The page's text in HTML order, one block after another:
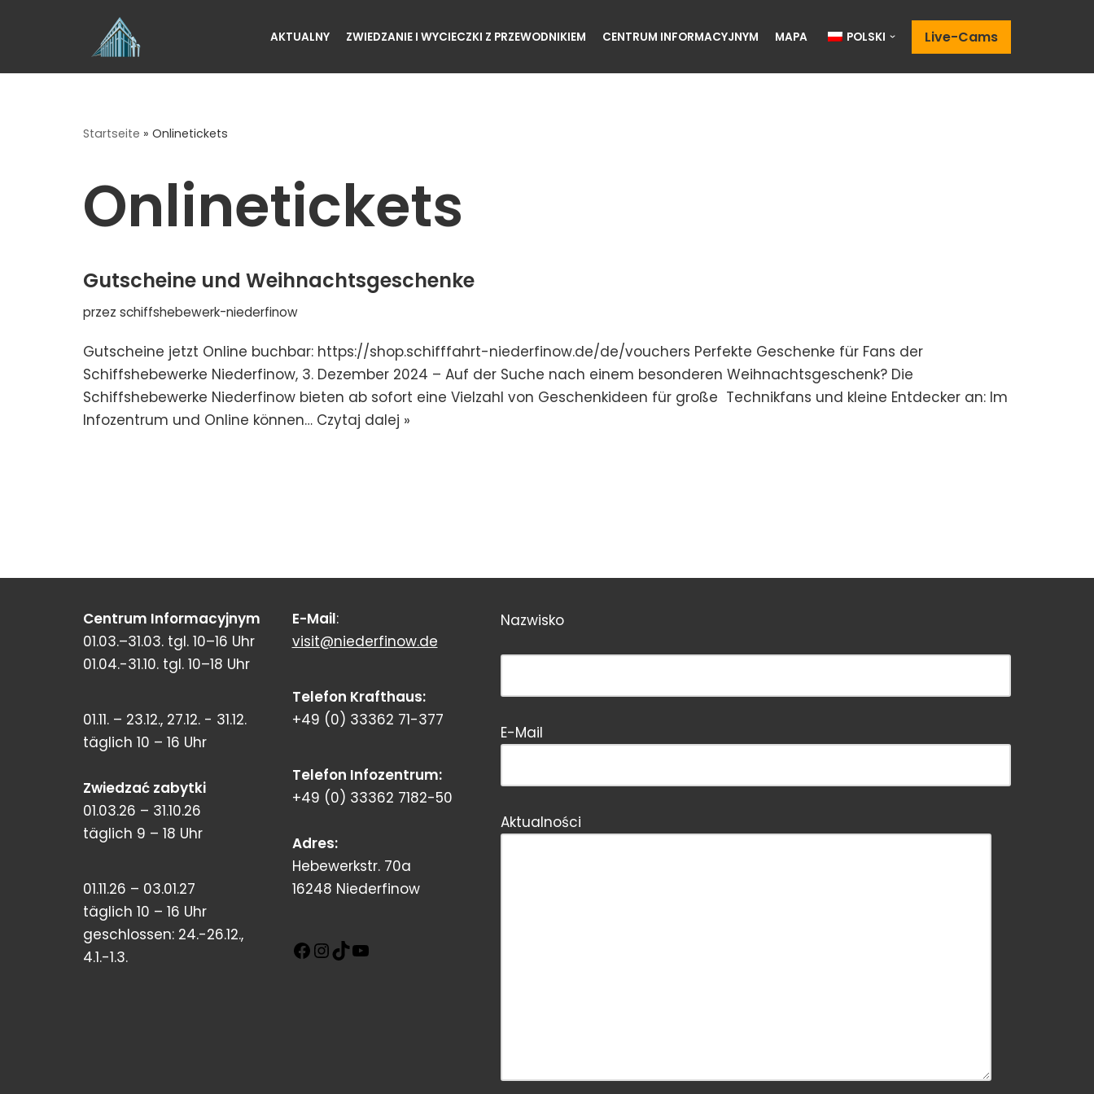
do
AKTUALNY ZWIEDZANIE I WYCIECZKI Z PRZEWODNIKIEM CENTRUM INFORMACYJNYM MAPA POLSKI Live-Cams
Startseite » Onlinetickets
Onlinetickets
Gutscheine und Weihnachtsgeschenke
przez schiffshebewerk-niederfinow
Gutscheine jetzt Online buchbar: https://shop.schifffahrt-niederfinow.de/de/vouchers Perfekte Geschenke für Fans der
Schiffshebewerke Niederfinow, 3. Dezember 2024 – Auf der Suche nach einem besonderen Weihnachtsgeschenk? Die
Schiffshebewerke Niederfinow bieten ab sofort eine Vielzahl von Geschenkideen für große Technikfans und kleine Entdecker an: Im
Infozentrum und Online können… Czytaj dalej »
Centrum Informacyjnym
01.03.–31.03. tgl. 10–16 Uhr
01.04.-31.10. tgl. 10–18 Uhr
01.11. – 23.12., 27.12. - 31.12.
täglich 10 – 16 Uhr
Zwiedzać zabytki
01.03.26 – 31.10.26
täglich 9 – 18 Uhr
01.11.26 – 03.01.27
täglich 10 – 16 Uhr
geschlossen: 24.-26.12.,
4.1.-1.3.
E-Mail:
visit@niederfinow.de
Telefon Krafthaus:
+49 (0) 33362 71-377
Telefon Infozentrum:
+49 (0) 33362 7182-50
Adres:
Hebewerkstr. 70a
16248 Niederfinow
Nazwisko
Bitte dieses Feld leer lassen!
Bitte dieses Feld leer lassen!
E-Mail
Aktualności